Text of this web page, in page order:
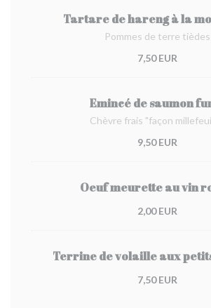
Tartare de hareng à la
Pommes de terre tièdes
7,50 EUR
Emincé de saumon
Chèvre frais "façon
9,50 EUR
Oeuf meurette au vin
2,00 EUR
Terrine de volaille aux
7,50 EUR